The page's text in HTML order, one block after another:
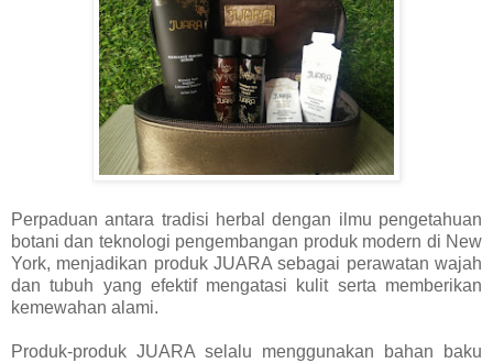
Perpaduan antara tradisi herbal dengan ilmu pengetahuan
botani dan teknologi pengembangan produk modern di New
York, menjadikan produk JUARA sebagai perawatan wajah
dan tubuh yang efektif mengatasi kulit serta memberikan
kemewahan alami.
Produk-produk JUARA selalu menggunakan bahan baku